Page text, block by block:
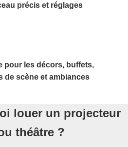
précis et réglages
pour les décors, buffets,
de scène et ambiances
louer un projecteur
théâtre ?